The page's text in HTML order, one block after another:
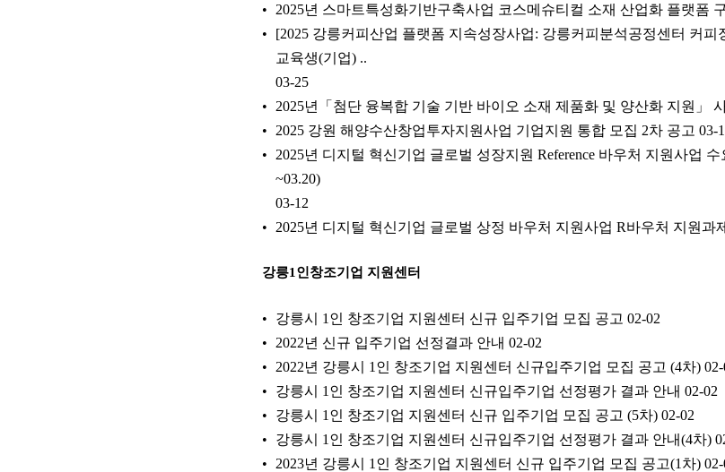
2025년 스마트특성화기반구축사업 코스메슈티컬 소재 산업화 플랫폼
[2025 강릉커피산업 플랫폼 지속성장사업: 강릉커피분석공정센터 커
교육생(기업) ..
03-25
2025년「첨단 융복합 기술 기반 바이오 소재 제품화 및 양산화 지원」
2025 강원 해양수산창업투자지원사업 기업지원 통합 모집 2차 공고 03-
2025년 디지털 혁신기업 글로벌 성장지원 Reference 바우처 지원사업
~03.20)
03-12
2025년 디지털 혁신기업 글로벌 상정 바우처 지원사업 R바우처 지원과
강릉1인창조기업 지원센터
강릉시 1인 창조기업 지원센터 신규 입주기업 모집 공고 02-02
2022년 신규 입주기업 선정결과 안내 02-02
2022년 강릉시 1인 창조기업 지원센터 신규입주기업 모집 공고 (4차)
강릉시 1인 창조기업 지원센터 신규입주기업 선정평가 결과 안내 02-02
강릉시 1인 창조기업 지원센터 신규 입주기업 모집 공고 (5차) 02-02
강릉시 1인 창조기업 지원센터 신규입주기업 선정평가 결과 안내(4차)
2023년 강릉시 1인 창조기업 지원센터 신규 입주기업 모집 공고(1차)